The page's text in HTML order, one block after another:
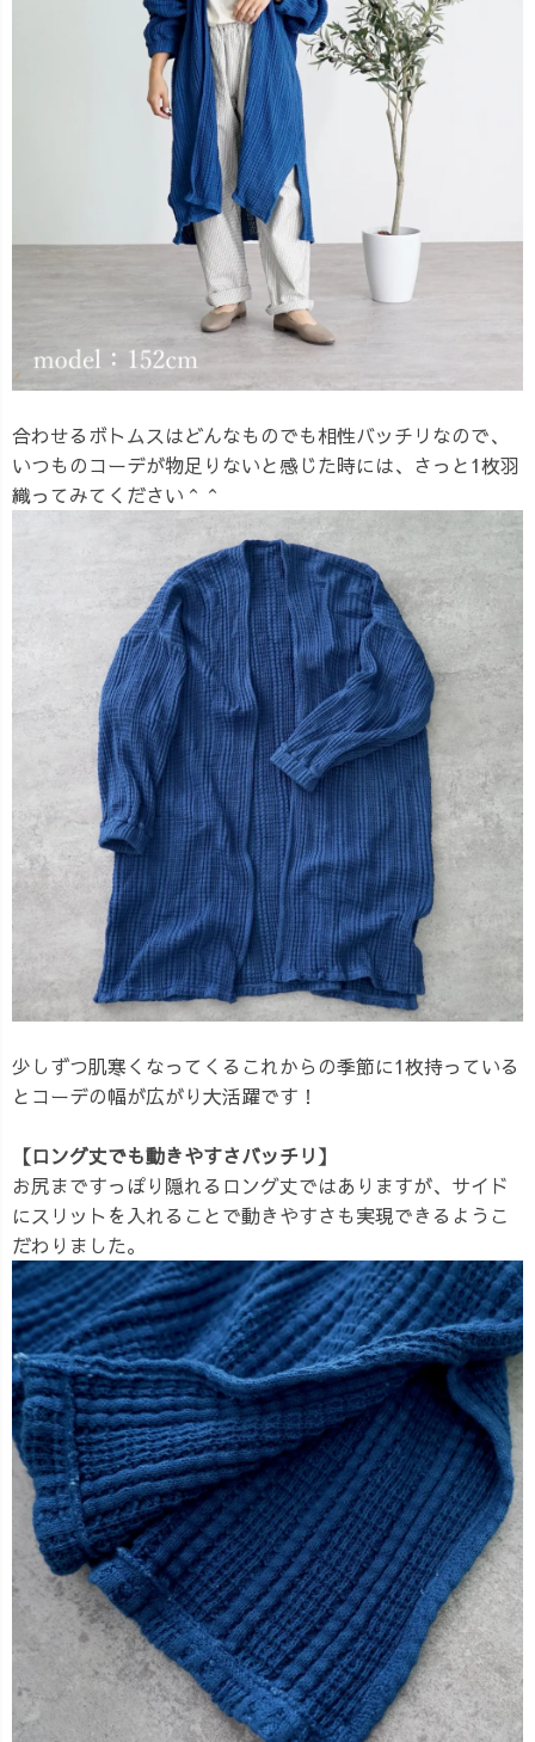
合わせるボトムスはどんなものでも相性バッチリなので、
いつものコーデが物足りないと感じた時には、さっと1枚羽
織ってみてください＾＾
少しずつ肌寒くなってくるこれからの季節に1枚持っている
とコーデの幅が広がり大活躍です！
【ロング丈でも動きやすさバッチリ】
お尻まですっぽり隠れるロング丈ではありますが、サイド
にスリットを入れることで動きやすさも実現できるようこ
だわりました。